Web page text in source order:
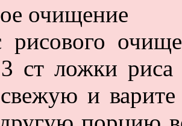
очищение
рисового
3 ст ложки
свежую и